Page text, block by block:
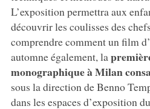
L’exposition permettra aux
découvrir les coulisses des
comprendre comment un film
automne également, la
monographique à Milan
sous la direction de Benno
dans les espaces d’exposition